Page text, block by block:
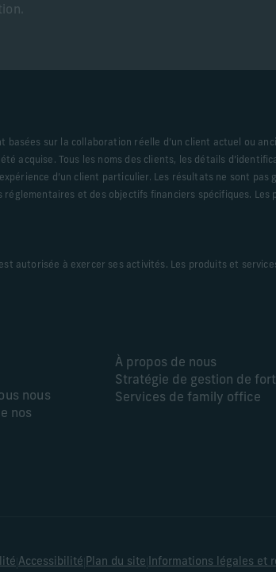
sur la collaboration réelle d’un client actuel ou
acquise. Tous les noms des clients, les détails
d’un client particulier. Les résultats ne sont
et des objectifs financiers spécifiques.
autorisée à exercer ses activités. Les produits et
nous
nos
À propos de nous
Stratégie de gestion de
Services de family office
Accessibilité Plan du site Informations légales et